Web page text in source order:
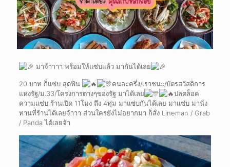
มาจ้าาาา พร้อมให้แซ่บแล้ว มากันได้เลย
20 บาท ก็แซ่บ สุดฟิน
คนละครึ่ง/เราชนะ/บัตรสวัสดิการ
แห่งรัฐ/ม.33/โครงการต่างๆของรัฐ มาได้เลย
ปลดล็อค
ความแซ่บ ร้านเปิด 11โมง ถึง 4ทุ่ม มาแซ่บกันได้เลย มาแซ่บ มานั่ง
ทานที่ร้านได้เลยจ้าาา ส่วนใครยังไม่อยากมา ก็สั่ง Lineman / Grab
/ Panda ได้เลยจ้า